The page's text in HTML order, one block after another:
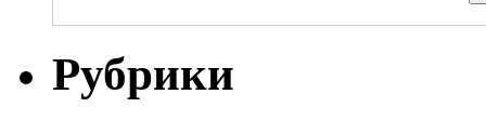
Рубрики